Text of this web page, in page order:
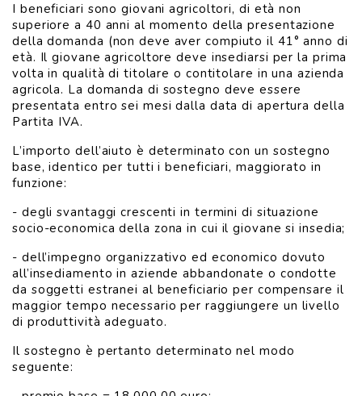
I beneficiari sono giovani agricoltori, di età non
superiore a 40 anni al momento della presentazione
della domanda (non deve aver compiuto il 41° anno di
età. Il giovane agricoltore deve insediarsi per la prima
volta in qualità di titolare o contitolare in una azienda
agricola. La domanda di sostegno deve essere
presentata entro sei mesi dalla data di apertura della
Partita IVA.
L’importo dell’aiuto è determinato con un sostegno
base, identico per tutti i beneficiari, maggiorato in
funzione:
- degli svantaggi crescenti in termini di situazione
socio-economica della zona in cui il giovane si insedia;
- dell’impegno organizzativo ed economico dovuto
all’insediamento in aziende abbandonate o condotte
da soggetti estranei al beneficiario per compensare il
maggior tempo necessario per raggiungere un livello
di produttività adeguato.
Il sostegno è pertanto determinato nel modo
seguente: